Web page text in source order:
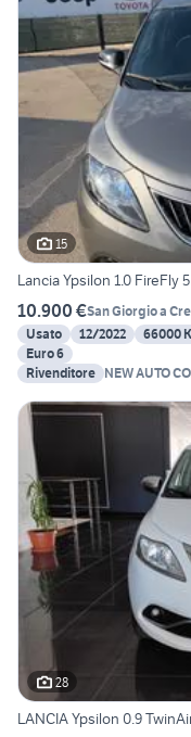
15
Lancia Ypsilon 1.0 FireFly
10.900 €San Giorgio a
Usato
12/2022 66000
Euro 6
Rivenditore NEW AUTO
28
LANCIA Ypsilon 0.9